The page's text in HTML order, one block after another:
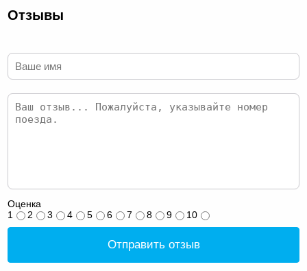
Отзывы
Оценка
1
2 3 4 5 6 7 8 9 10
Отправить отзыв